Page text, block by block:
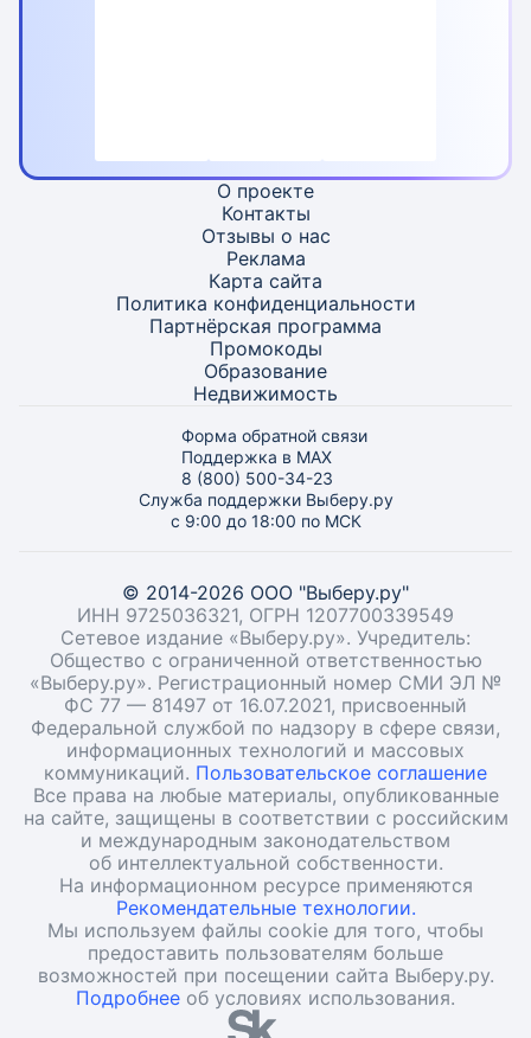
О проекте
Контакты
Отзывы о нас
Реклама
Карта сайта
Политика конфиденциальности
Партнёрская программа
Промокоды
Образование
Недвижимость
Форма обратной связи
Поддержка в MAX
8 (800) 500-34-23
Служба поддержки Выберу.ру
с 9:00 до 18:00 по МСК
© 2014-2026 ООО "Выберу.ру"
ИНН 9725036321, ОГРН 1207700339549
Сетевое издание «Выберу.ру». Учредитель:
Общество с ограниченной ответственностью
«Выберу.ру». Регистрационный номер СМИ ЭЛ №
ФС 77 — 81497 от 16.07.2021, присвоенный
Федеральной службой по надзору в сфере связи,
информационных технологий и массовых
коммуникаций. Пользовательское соглашение
Все права на любые материалы, опубликованные
на сайте, защищены в соответствии с российским
и международным законодательством
об интеллектуальной собственности.
На информационном ресурсе применяются
Рекомендательные технологии.
Мы используем файлы cookie для того, чтобы
предоставить пользователям больше
возможностей при посещении сайта Выберу.ру.
Подробнее об условиях использования.